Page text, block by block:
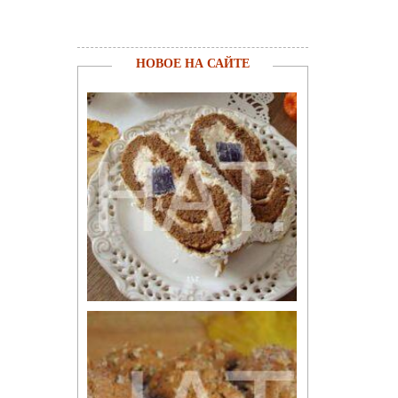
НОВОЕ НА САЙТЕ